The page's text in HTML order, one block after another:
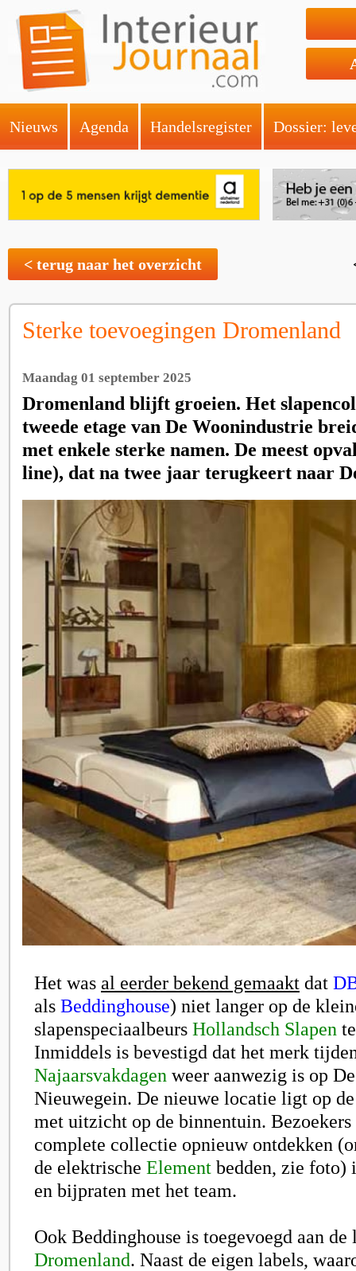
Nieuws Agenda Handelsregister Dossier:
< terug naar het overzicht
Sterke toevoegingen Dromenland
Maandag 01 september 2025
Dromenland blijft groeien. Het
tweede etage van De Woonindustrie
met enkele sterke namen. De meest
line), dat na twee jaar terugkeert naar
Het was al eerder bekend gemaakt dat
als Beddinghouse) niet langer op de
slapenspeciaalbeurs Hollandsch Slapen
Inmiddels is bevestigd dat het merk
Najaarsvakdagen weer aanwezig is op
Nieuwegein. De nieuwe locatie ligt op
met uitzicht op de binnentuin. Bezoekers
complete collectie opnieuw ontdekken
de elektrische Element bedden, zie foto)
en bijpraten met het team.
Ook Beddinghouse is toegevoegd aan
Dromenland. Naast de eigen labels,